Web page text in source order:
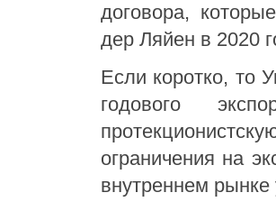
договора,
дер Ляйен в 2020
Если коротко, то
годового
ограничения на
внутреннем